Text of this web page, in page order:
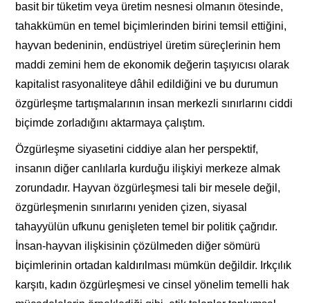
basit bir tüketim veya üretim nesnesi olmanın ötesinde,
tahakkümün en temel biçimlerinden birini temsil ettiğini,
hayvan bedeninin, endüstriyel üretim süreçlerinin hem
maddi zemini hem de ekonomik değerin taşıyıcısı olarak
kapitalist rasyonaliteye dâhil edildiğini ve bu durumun
özgürleşme tartışmalarının insan merkezli sınırlarını ciddi
biçimde zorladığını aktarmaya çalıştım.
Özgürleşme siyasetini ciddiye alan her perspektif,
insanın diğer canlılarla kurduğu ilişkiyi merkeze almak
zorundadır. Hayvan özgürleşmesi tali bir mesele değil,
özgürleşmenin sınırlarını yeniden çizen, siyasal
tahayyülün ufkunu genişleten temel bir politik çağrıdır.
İnsan-hayvan ilişkisinin çözülmeden diğer sömürü
biçimlerinin ortadan kaldırılması mümkün değildir. Irkçılık
karşıtı, kadın özgürleşmesi ve cinsel yönelim temelli hak